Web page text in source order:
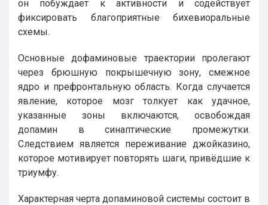
он побуждает к активности и содействует
фиксировать благоприятные бихевиоральные
схемы.
Основные дофаминовые траектории пролегают
через брюшную покрышечную зону, смежное
ядро и префронтальную область. Когда случается
явление, которое мозг толкует как удачное,
указанные зоны включаются, освобождая
допамин в синаптические промежутки.
Следствием является переживание джойказино,
которое мотивирует повторять шаги, привёдшие к
триумфу.
Характерная черта допаминовой системы состоит в